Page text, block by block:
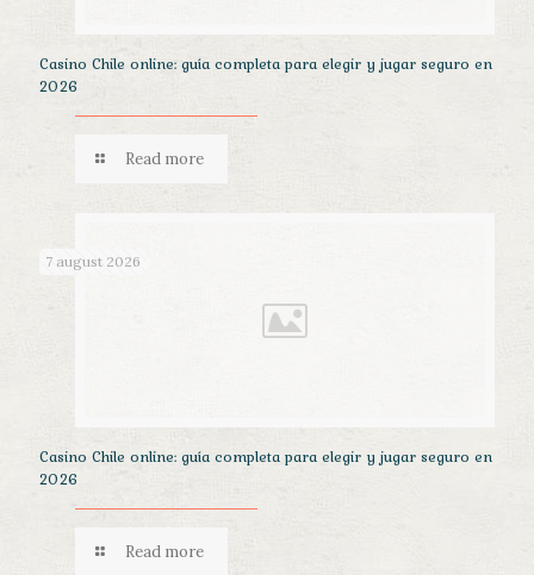
Casino Chile online: guía completa para elegir y jugar seguro en
2026
Read more
7 august 2026
Casino Chile online: guía completa para elegir y jugar seguro en
2026
Read more